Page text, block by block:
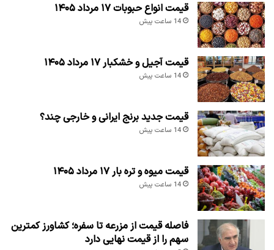
قیمت انواع حبوبات ۱۷ مرداد ۱۴۰۵
14 ساعت پیش
قیمت آجیل و خشکبار ۱۷ مرداد ۱۴۰۵
14 ساعت پیش
قیمت جدید برنج ایرانی و خارجی چند؟
14 ساعت پیش
قیمت میوه و تره بار ۱۷ مرداد ۱۴۰۵
14 ساعت پیش
فاصله قیمت از مزرعه تا سفره؛ کشاورز کمترین
سهم را از قیمت نهایی دارد